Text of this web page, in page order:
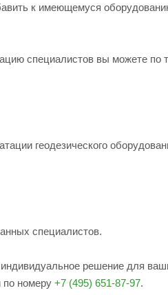
к имеющемуся
специалистов вы можете по
геодезического
специалистов.
решение для
по номеру +7 (495) 651-87-97.